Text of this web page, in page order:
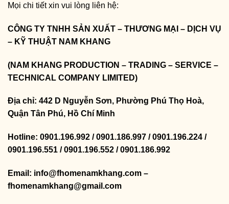
Mọi chi tiết xin vui lòng liên hệ:
CÔNG TY TNHH SẢN XUẤT – THƯƠNG MẠI – DỊCH VỤ
– KỸ THUẬT NAM KHANG
(NAM KHANG PRODUCTION – TRADING – SERVICE –
TECHNICAL COMPANY LIMITED)
Địa chỉ: 442 D Nguyễn Sơn, Phường Phú Thọ Hoà,
Quận Tân Phú, Hồ Chí Minh
Hotline: 0901.196.992 / 0901.186.997 / 0901.196.224 /
0901.196.551 / 0901.196.552 / 0901.186.992
Email: info@fhomenamkhang.com –
fhomenamkhang@gmail.com